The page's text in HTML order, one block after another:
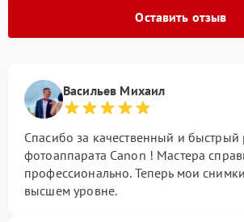
Оставить отзыв
Васильев Михаил
Спасибо за качественный и быстрый
фотоаппарата Canon ! Мастера
профессионально. Теперь мои
высшем уровне.